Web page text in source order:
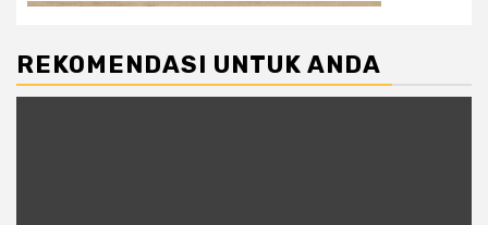
REKOMENDASI UNTUK ANDA